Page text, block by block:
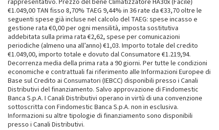
rappresentativo. Prezzo del bene Climatizzatore HA30x (Facile)
€1.049,00 TAN fisso 8,70% TAEG 9,44% in 36 rate da €33,70 oltre le
seguenti spese già incluse nel calcolo del TAEG: spese incasso e
gestione rata €0,00 per ogni mensilità, imposta sostitutiva
addebitata sulla prima rata €2,62, spese per comunicazioni
periodiche (almeno una all’anno) €1,03. Importo totale del credito
€1.049,00, importo totale e dovuto dal Consumatore €1.219,94.
Decorrenza media della prima rata a 90 giorni. Per tutte le condizioni
economiche e contrattuali fai riferimento alle Informazioni Europee di
Base sul Credito ai Consumatori (IEBCC) disponibili presso i Canali
Distributivi del finanziamento. Salvo approvazione di Findomestic
Banca S.p.A. I Canali Distributivi operano in virtù di una convenzione
sottoscritta con Findomestic Banca S.p.A. non in esclusiva.
Informazioni su altre tipologie di finanziamento sono disponibili
presso i Canali Distributivi.